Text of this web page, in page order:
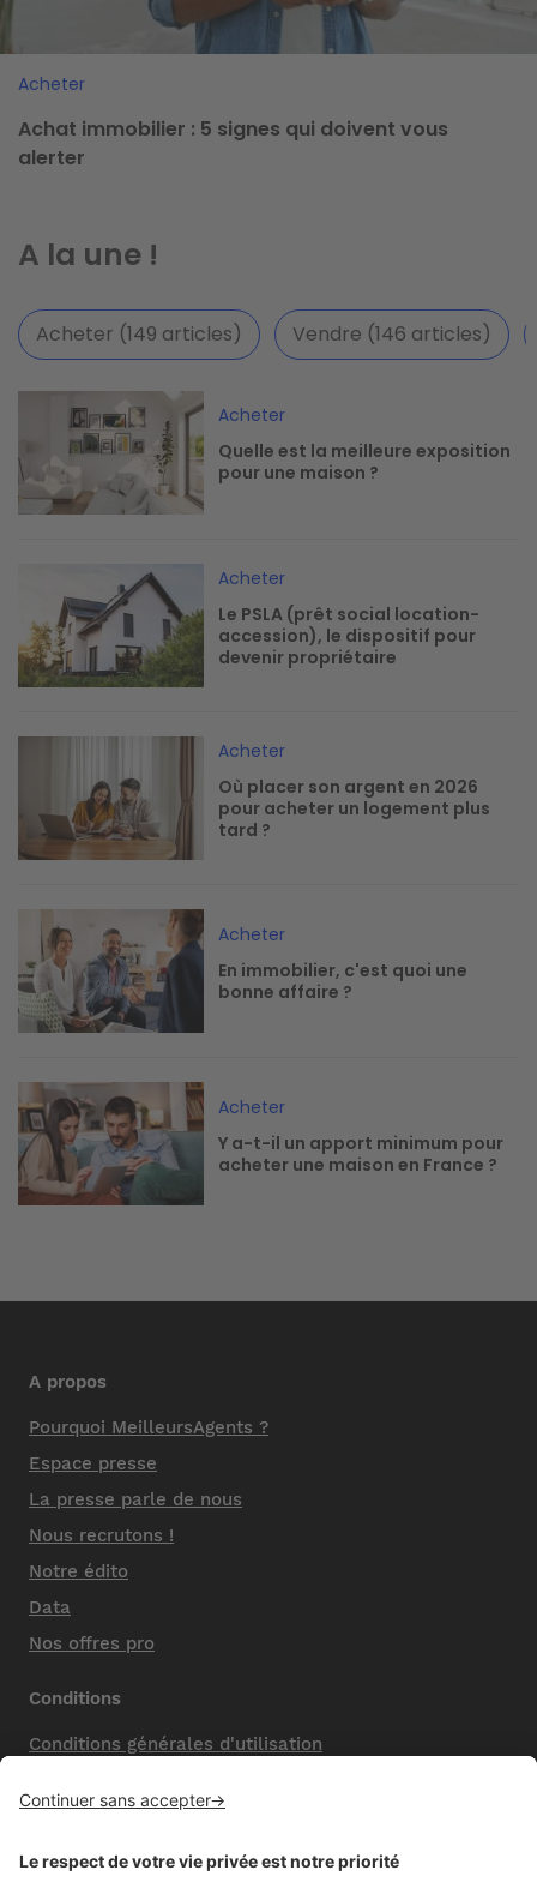
Acheter
Achat immobilier : 5 signes qui doivent vous
alerter
A la une !
Acheter (149 articles) Vendre (146 articles)
Image
Acheter
Quelle est la meilleure exposition
pour une maison ?
Acheter
Le PSLA (prêt social location-
accession), le dispositif pour
devenir propriétaire
Acheter
Où placer son argent en 2026
pour acheter un logement plus
tard ?
Image
Acheter
En immobilier, c'est quoi une
bonne affaire ?
Image
Acheter
Y a-t-il un apport minimum pour
acheter une maison en France ?
A propos
Pourquoi MeilleursAgents ?
Espace presse
La presse parle de nous
Nous recrutons !
Notre édito
Data
Nos offres pro
Conditions
Conditions générales d'utilisation
Nos honoraires de vente
Politique de confidentialité